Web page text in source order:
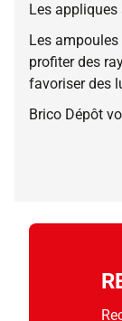
Les
Les
profiter des
favoriser des
Brico Dépôt